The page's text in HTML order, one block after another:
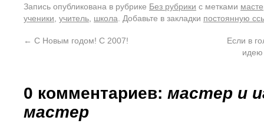
Запись опубликована в рубрике Без рубрики с метками
ученики учитель школа . Добавьте в закладки постоянную
← С Новым годом! С 2007!
Если в
идею
0 комментариев: мастер и
мастер